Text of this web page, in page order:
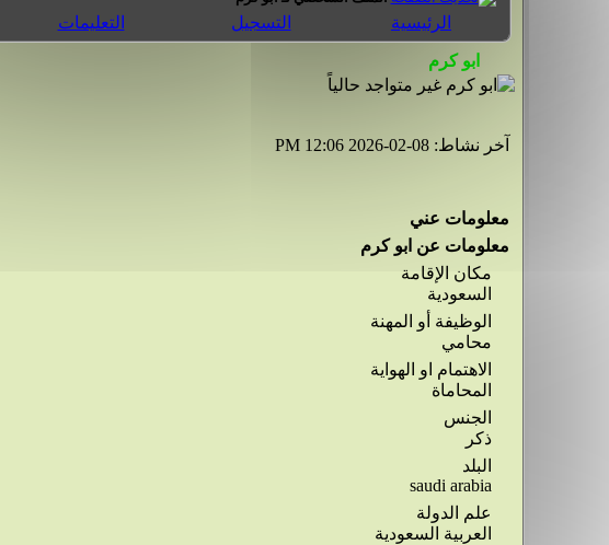
الرئيسية التسجيل التعليمات
آخر نشاط: 08-02-2026
12:06 PM
معلومات عني
معلومات عن ابو كرم
مكان الإقامة
السعودية
الوظيفة أو المهنة
محامي
الاهتمام او الهواية
المحاماة
الجنس
ذكر
البلد
saudi arabia
علم الدولة
العربية السعودية